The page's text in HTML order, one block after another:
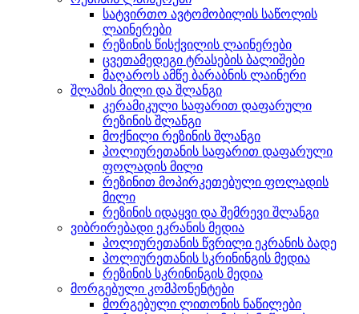
სატვირთო ავტომობილის საწოლის
ლაინერები
რეზინის წისქვილის ლაინერები
ცვეთამედეგი ტრასების ბალიშები
მაღაროს ამწე ბარაბნის ლაინერი
შლამის მილი და შლანგი
კერამიკული საფარით დაფარული
რეზინის შლანგი
მოქნილი რეზინის შლანგი
პოლიურეთანის საფარით დაფარული
ფოლადის მილი
რეზინით მოპირკეთებული ფოლადის
მილი
რეზინის იდაყვი და შემრევი შლანგი
ვიბრირებადი ეკრანის მედია
პოლიურეთანის წვრილი ეკრანის ბადე
პოლიურეთანის სკრინინგის მედია
რეზინის სკრინინგის მედია
მორგებული კომპონენტები
მორგებული ლითონის ნაწილები